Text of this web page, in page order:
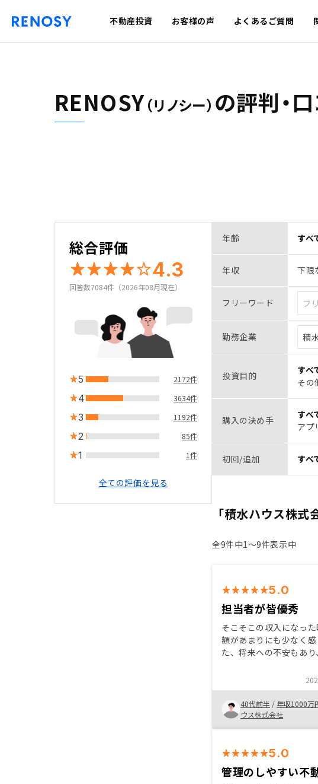
不動産投資 お客様の声 よくあるご質問
RENOSY（リノシー） の評判・
総合評価
4.3
回答数7084件（2026年08月現在）
5 2172件
4 3634件
3 1192件
2 85件
1 1件
全ての評価を見る
年齢 すべ
年収
フリーワード
勤務企業
投資目的 すべ
その
購入の決め手 すべ
アプ
初回/追加 すべ
「積水ハウス株式
全9件中1〜9件表示中
5.0
担当者が皆優秀
そこそこの収入になった
額があまりにも少なく感
た、将来への不安もあ
い、始めました。 物件
からないことありまし
てのお勧めも安心感あ
チームとしての対応も良
勧められそうです。 全てが全てラ
遅くなる場合は連絡をと
解決する場合があって
う。
40代前半 / 年収1000万
ウス株式会社
5.0
管理のしやすい不